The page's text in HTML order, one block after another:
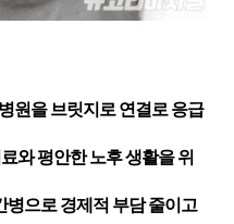
원을 브릿지로 연결로 응급
와 평안한 노후 생활을 위
병으로 경제적 부담 줄이고